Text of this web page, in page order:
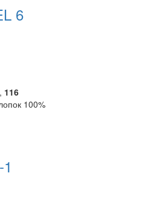
6
, 116
100%